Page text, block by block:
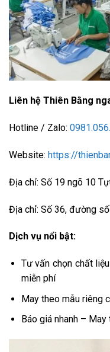
Liên hệ Thiên Bằng
Hotline / Zalo:
Website: https://
Địa chỉ: Số 19 ngõ 10
Địa chỉ: Số 36, đường số
Dịch vụ nổi bật:
Tư vấn chọn chất
miễn phí
May theo mẫu riêng
Báo giá nhanh –